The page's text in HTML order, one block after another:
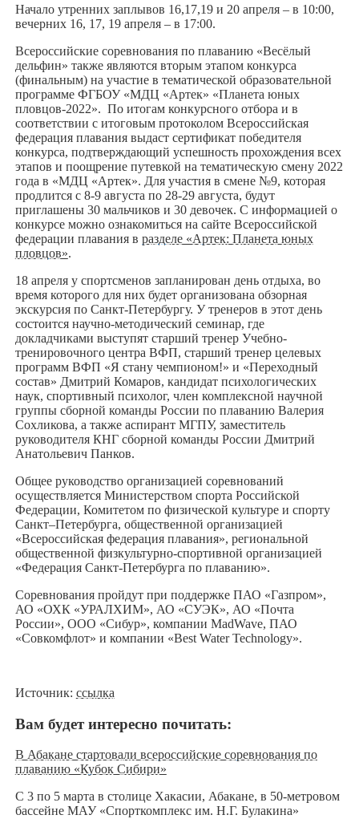
Начало утренних заплывов 16,17,19 и 20 апреля – в 10:00,
вечерних 16, 17, 19 апреля – в 17:00.
Всероссийские соревнования по плаванию «Весёлый
дельфин» также являются вторым этапом конкурса
(финальным) на участие в тематической образовательной
программе ФГБОУ «МДЦ «Артек» «Планета юных
пловцов-2022». По итогам конкурсного отбора и в
соответствии с итоговым протоколом Всероссийская
федерация плавания выдаст сертификат победителя
конкурса, подтверждающий успешность прохождения всех
этапов и поощрение путевкой на тематическую смену 2022
года в «МДЦ «Артек». Для участия в смене №9, которая
продлится с 8-9 августа по 28-29 августа, будут
приглашены 30 мальчиков и 30 девочек. С информацией о
конкурсе можно ознакомиться на сайте Всероссийской
федерации плавания в разделе «Артек: Планета юных
пловцов».
18 апреля у спортсменов запланирован день отдыха, во
время которого для них будет организована обзорная
экскурсия по Санкт-Петербургу. У тренеров в этот день
состоится научно-методический семинар, где
докладчиками выступят старший тренер Учебно-
тренировочного центра ВФП, старший тренер целевых
программ ВФП «Я стану чемпионом!» и «Переходный
состав» Дмитрий Комаров, кандидат психологических
наук, спортивный психолог, член комплексной научной
группы сборной команды России по плаванию Валерия
Сохликова, а также аспирант МГПУ, заместитель
руководителя КНГ сборной команды России Дмитрий
Анатольевич Панков.
Общее руководство организацией соревнований
осуществляется Министерством спорта Российской
Федерации, Комитетом по физической культуре и спорту
Санкт–Петербурга, общественной организацией
«Всероссийская федерация плавания», региональной
общественной физкультурно-спортивной организацией
«Федерация Санкт-Петербурга по плаванию».
Соревнования пройдут при поддержке ПАО «Газпром»,
АО «ОХК «УРАЛХИМ», АО «СУЭК», АО «Почта
России», ООО «Сибур», компании MadWave, ПАО
«Совкомфлот» и компании «Best Water Technology».
Источник: ссылка
Вам будет интересно почитать:
В Абакане стартовали всероссийские соревнования по
плаванию «Кубок Сибири»
С 3 по 5 марта в столице Хакасии, Абакане, в 50-метровом
бассейне МАУ «Спорткомплекс им. Н.Г. Булакина»